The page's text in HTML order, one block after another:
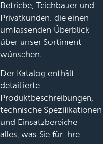
Betriebe, Teichbauer und
Privatkunden, die einen
umfassenden Überblick
über unser Sortiment
wünschen.
Der Katalog enthält
detaillierte
Produktbeschreibungen,
technische Spezifikationen
und Einsatzbereiche –
alles, was Sie für Ihre